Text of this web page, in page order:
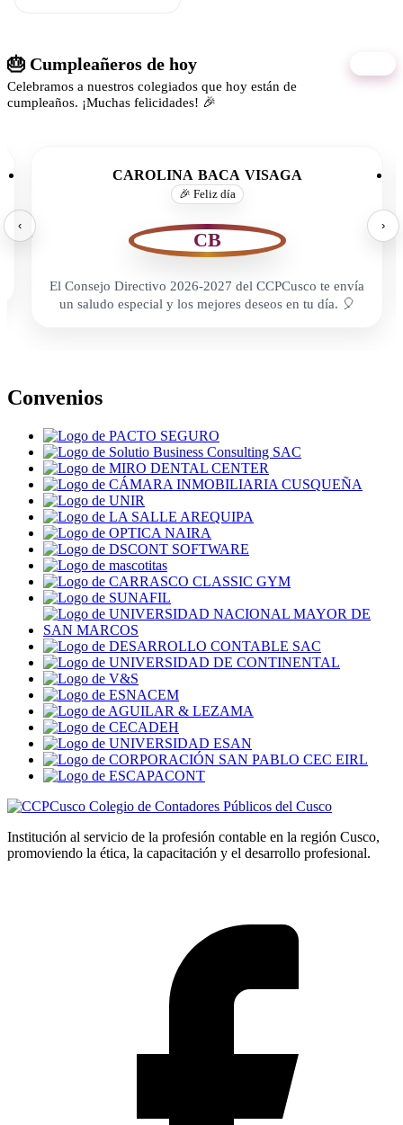
🎂 Cumpleañeros de hoy
Celebramos a nuestros colegiados que hoy están de
cumpleaños. ¡Muchas felicidades! 🎉
‹
CAROLINA BACA VISAGA
🎉 Feliz día
CB
El Consejo Directivo 2026-2027 del CCPCusco te envía
un saludo especial y los mejores deseos en tu día. 🎈
›
Convenios
Colegio de Contadores Públicos del Cusco
Institución al servicio de la profesión contable en la región Cusco,
promoviendo la ética, la capacitación y el desarrollo profesional.